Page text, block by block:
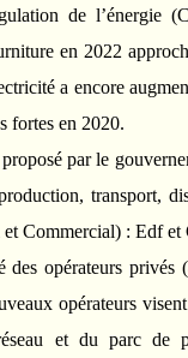
de l’énergie
en 2022
a encore
fortes en 2020.
par le
transport,
Commercial) : Edf et
opérateurs privés
opérateurs
et du parc de